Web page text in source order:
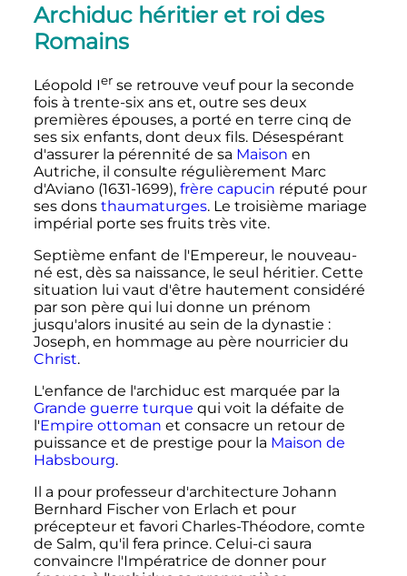
Archiduc héritier et roi des
Romains
Léopold Ier se retrouve veuf pour la seconde
fois à trente-six ans et, outre ses deux
premières épouses, a porté en terre cinq de
ses six enfants, dont deux fils. Désespérant
d'assurer la pérennité de sa Maison en
Autriche, il consulte régulièrement Marc
d'Aviano (1631-1699), frère capucin réputé pour
ses dons thaumaturges. Le troisième mariage
impérial porte ses fruits très vite.
Septième enfant de l'Empereur, le nouveau-
né est, dès sa naissance, le seul héritier. Cette
situation lui vaut d'être hautement considéré
par son père qui lui donne un prénom
jusqu'alors inusité au sein de la dynastie :
Joseph, en hommage au père nourricier du
Christ.
L'enfance de l'archiduc est marquée par la
Grande guerre turque qui voit la défaite de
l'Empire ottoman et consacre un retour de
puissance et de prestige pour la Maison de
Habsbourg.
Il a pour professeur d'architecture Johann
Bernhard Fischer von Erlach et pour
précepteur et favori Charles-Théodore, comte
de Salm, qu'il fera prince. Celui-ci saura
convaincre l'Impératrice de donner pour